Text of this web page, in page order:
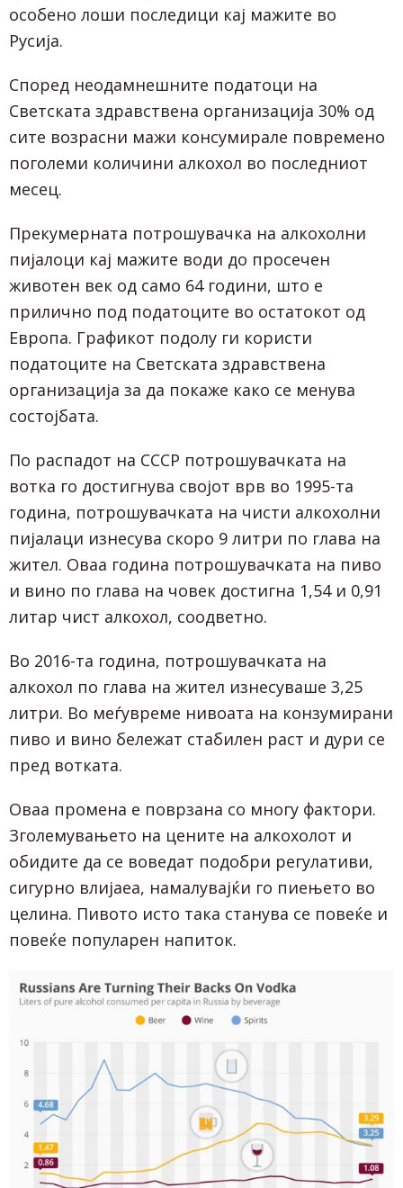
особено лоши последици кај мажите во
Русија.
Според неодамнешните податоци на
Светската здравствена организација 30% од
сите возрасни мажи консумирале повремено
поголеми количини алкохол во последниот
месец.
Прекумерната потрошувачка на алкохолни
пијалоци кај мажите води до просечен
животен век од само 64 години, што е
прилично под податоците во остатокот од
Европа. Графикот подолу ги користи
податоците на Светската здравствена
организација за да покаже како се менува
состојбата.
По распадот на СССР потрошувачката на
вотка го достигнува својот врв во 1995-та
година, потрошувачката на чисти алкохолни
пијалаци изнесува скоро 9 литри по глава на
жител. Оваа година потрошувачката на пиво
и вино по глава на човек достигна 1,54 и 0,91
литар чист алкохол, соодветно.
Во 2016-та година, потрошувачката на
алкохол по глава на жител изнесуваше 3,25
литри. Во меѓувреме нивоата на конзумирани
пиво и вино бележат стабилен раст и дури се
пред вотката.
Оваа промена е поврзана со многу фактори.
Зголемувањето на цените на алкохолот и
обидите да се воведат подобри регулативи,
сигурно влијаеа, намалувајќи го пиењето во
целина. Пивото исто така станува се повеќе и
повеќе популарен напиток.